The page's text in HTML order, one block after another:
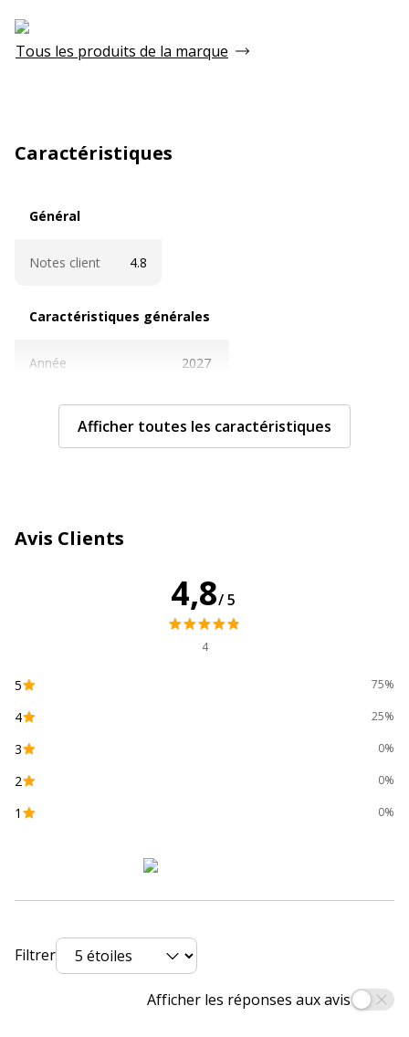
Tous les produits de la marque
Caractéristiques
Général
Notes client 4.8
Caractéristiques générales
Année 2027
Catégorie de couleur Blanc
Couleur(s) du papier
Couleur(s) impression/réglage
Daté
Meilleures ventes
Afficher toutes les caractéristiques
Avis Clients
4,8/5
4
5 75%
4 25%
3 0%
2 0%
1 0%
Filtrer
Afficher les réponses aux avis